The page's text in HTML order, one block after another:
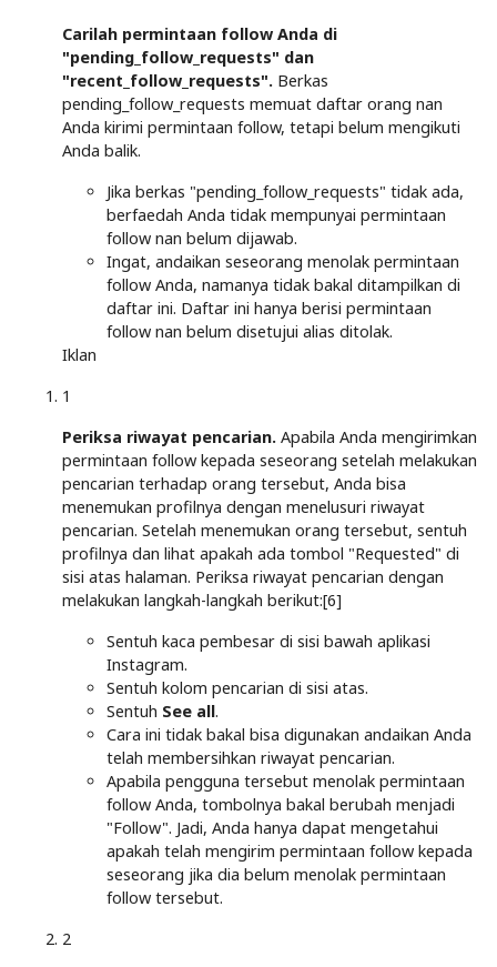
Carilah permintaan follow Anda di
"pending_follow_requests" dan
"recent_follow_requests". Berkas
pending_follow_requests memuat daftar orang nan
Anda kirimi permintaan follow, tetapi belum mengikuti
Anda balik.
Jika berkas "pending_follow_requests" tidak ada,
berfaedah Anda tidak mempunyai permintaan
follow nan belum dijawab.
Ingat, andaikan seseorang menolak permintaan
follow Anda, namanya tidak bakal ditampilkan di
daftar ini. Daftar ini hanya berisi permintaan
follow nan belum disetujui alias ditolak.
Iklan
1
Periksa riwayat pencarian. Apabila Anda mengirimkan
permintaan follow kepada seseorang setelah melakukan
pencarian terhadap orang tersebut, Anda bisa
menemukan profilnya dengan menelusuri riwayat
pencarian. Setelah menemukan orang tersebut, sentuh
profilnya dan lihat apakah ada tombol "Requested" di
sisi atas halaman. Periksa riwayat pencarian dengan
melakukan langkah-langkah berikut:[6]
Sentuh kaca pembesar di sisi bawah aplikasi
Instagram.
Sentuh kolom pencarian di sisi atas.
Sentuh See all.
Cara ini tidak bakal bisa digunakan andaikan Anda
telah membersihkan riwayat pencarian.
Apabila pengguna tersebut menolak permintaan
follow Anda, tombolnya bakal berubah menjadi
"Follow". Jadi, Anda hanya dapat mengetahui
apakah telah mengirim permintaan follow kepada
seseorang jika dia belum menolak permintaan
follow tersebut.
2